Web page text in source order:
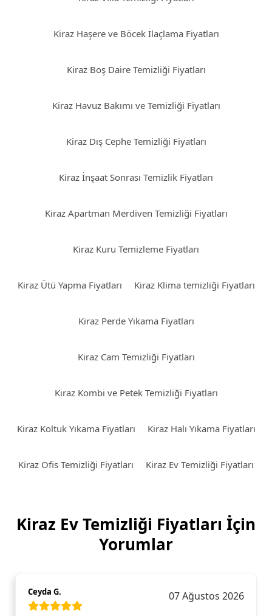
Kiraz Haşere ve Böcek İlaçlama Fiyatları
Kiraz Boş Daire Temizliği Fiyatları
Kiraz Havuz Bakımı ve Temizliği Fiyatları
Kiraz Dış Cephe Temizliği Fiyatları
Kiraz İnşaat Sonrası Temizlik Fiyatları
Kiraz Apartman Merdiven Temizliği Fiyatları
Kiraz Kuru Temizleme Fiyatları
Kiraz Ütü Yapma Fiyatları Kiraz Klima temizliği Fiyatları
Kiraz Perde Yıkama Fiyatları
Kiraz Cam Temizliği Fiyatları
Kiraz Kombi ve Petek Temizliği Fiyatları
Kiraz Koltuk Yıkama Fiyatları Kiraz Halı Yıkama Fiyatları
Kiraz Ofis Temizliği Fiyatları Kiraz Ev Temizliği Fiyatları
Kiraz Ev Temizliği Fiyatları İçin
Yorumlar
Ceyda G. 07 Ağustos 2026